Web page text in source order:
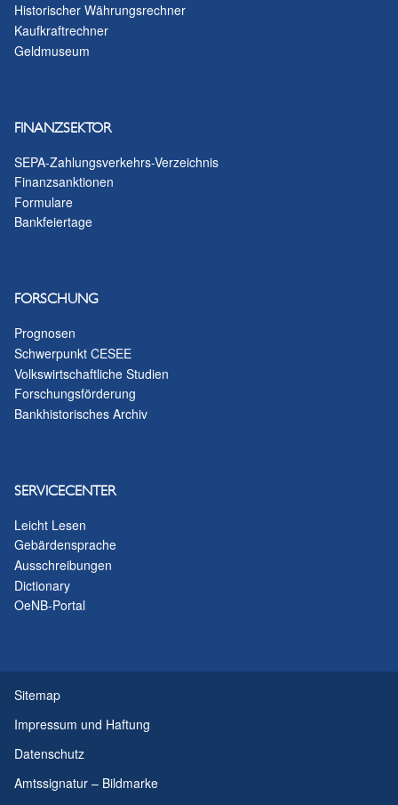
Historischer Währungsrechner
Kaufkraftrechner
Geldmuseum
FINANZSEKTOR
SEPA-Zahlungsverkehrs-Verzeichnis
Finanzsanktionen
Formulare
Bankfeiertage
FORSCHUNG
Prognosen
Schwerpunkt CESEE
Volkswirtschaftliche Studien
Forschungsförderung
Bankhistorisches Archiv
SERVICECENTER
Leicht Lesen
Gebärdensprache
Ausschreibungen
Dictionary
OeNB-Portal
Sitemap
Impressum und Haftung
Datenschutz
Amtssignatur – Bildmarke